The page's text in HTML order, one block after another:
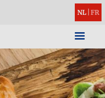
NL FR